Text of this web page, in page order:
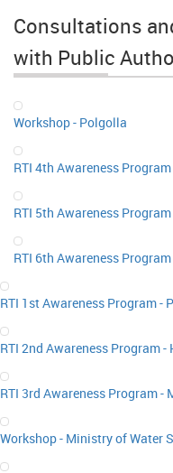
Consultations
with Public
Workshop - Polgolla
RTI 4th Awareness
RTI 5th Awareness
RTI 6th Awareness
RTI 1st Awareness Program -
RTI 2nd Awareness Program
RTI 3rd Awareness Program -
Workshop - Ministry of Water